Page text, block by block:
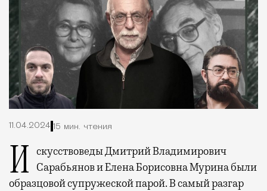
11.04.2024 15 мин. чтения
Искусствоведы Дмитрий Владимирович
Сарабьянов и Елена Борисовна Мурина были
образцовой супружеской парой. В самый разгар